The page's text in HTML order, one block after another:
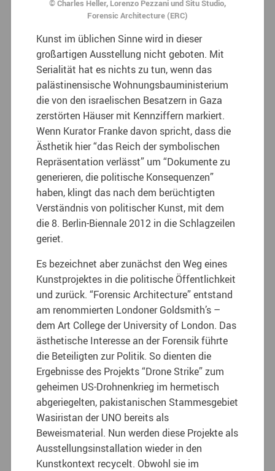
© Charles Heller, Lorenzo Pezzani und Situ Studio,
Forensic Architecture (ERC)
Kunst im üblichen Sinne wird in dieser
großartigen Ausstellung nicht geboten. Mit
Serialität hat es nichts zu tun, wenn das
palästinensische Wohnungsbauministerium
die von den israelischen Besatzern in Gaza
zerstörten Häuser mit Kennziffern markiert.
Wenn Kurator Franke davon spricht, dass die
Ästhetik hier “das Reich der symbolischen
Repräsentation verlässt” um “Dokumente zu
generieren, die politische Konsequenzen”
haben, klingt das nach dem berüchtigten
Verständnis von politischer Kunst, mit dem
die 8. Berlin-Biennale 2012 in die Schlagzeilen
geriet.
Es bezeichnet aber zunächst den Weg eines
Kunstprojektes in die politische Öffentlichkeit
und zurück. “Forensic Architecture” entstand
am renommierten Londoner Goldsmith’s –
dem Art College der University of London. Das
ästhetische Interesse an der Forensik führte
die Beteiligten zur Politik. So dienten die
Ergebnisse des Projekts “Drone Strike” zum
geheimen US-Drohnenkrieg im hermetisch
abgeriegelten, pakistanischen Stammesgebiet
Wasiristan der UNO bereits als
Beweismaterial. Nun werden diese Projekte als
Ausstellungsinstallation wieder in den
Kunstkontext recycelt. Obwohl sie im